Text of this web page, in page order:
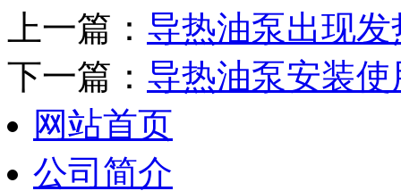
上一篇： 导热油泵出现
下一篇： 导热油泵安装
网站首页
公司简介